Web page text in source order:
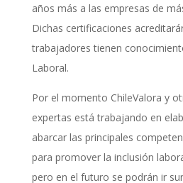
años más a las empresas de
Dichas certificaciones
trabajadores tienen
Laboral.
Por el momento ChileValora y
expertas está trabajando en
abarcar las principales
para promover la inclusión
pero en el futuro se podrán ir